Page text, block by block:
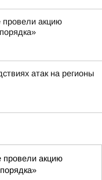
провели акцию
атак на регионы
провели акцию